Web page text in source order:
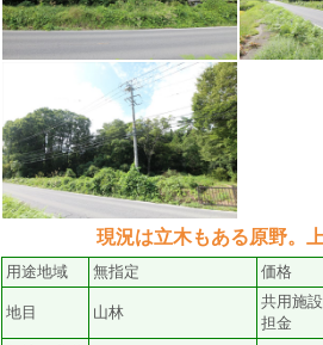
現況は立木もある原野。
用途地域 無指定 価格
地目 山林
共用施
担金